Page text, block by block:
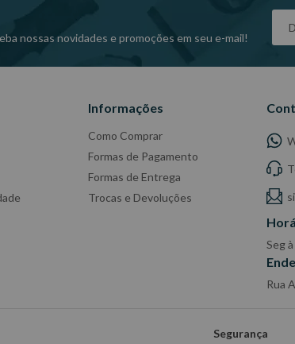
nossas novidades e promoções em seu e-mail!
Informações
Como Comprar
Formas de Pagamento
Formas de Entrega
Trocas e Devoluções
Seg
Rua
Segurança